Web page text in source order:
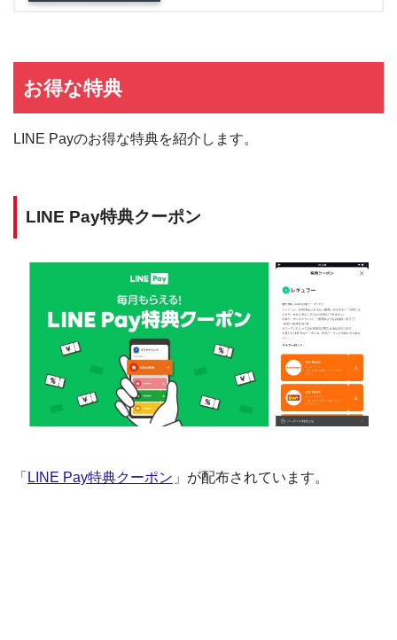
お得な特典
LINE Payのお得な特典を紹介します。
LINE Pay特典クーポン
「 LINE Pay特典クーポン 」が配布されています。